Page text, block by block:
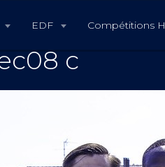
EDF Compétitions H
c